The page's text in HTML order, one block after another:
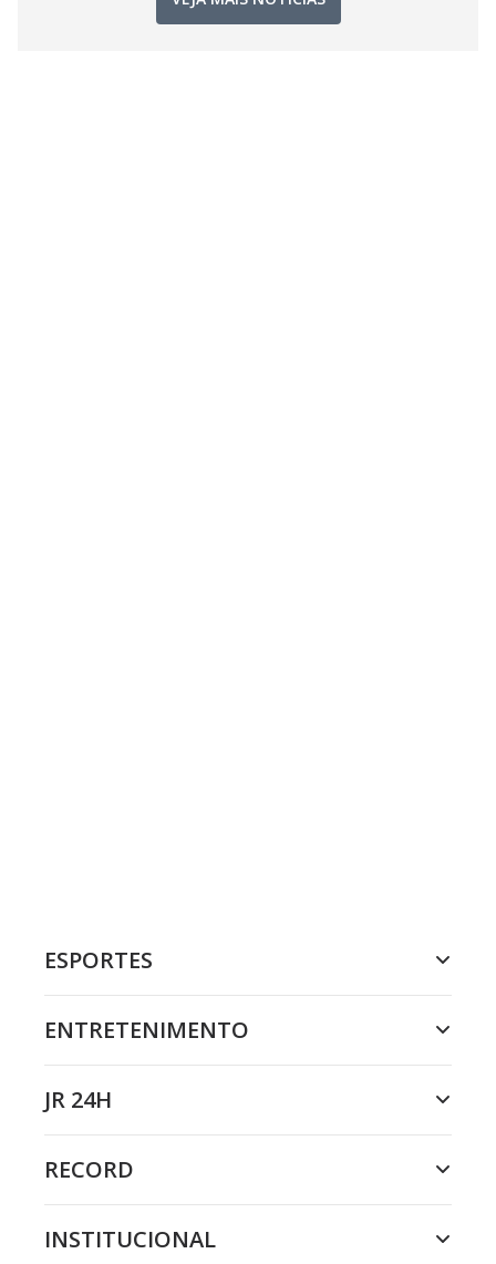
ESPORTES
ENTRETENIMENTO
JR 24H
RECORD
INSTITUCIONAL